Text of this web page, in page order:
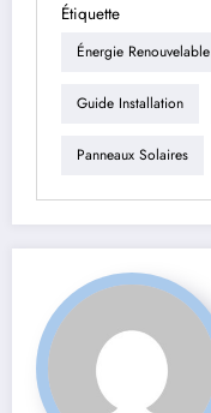
Étiquette
Énergie Renouvelable
Guide Installation
Panneaux Solaires